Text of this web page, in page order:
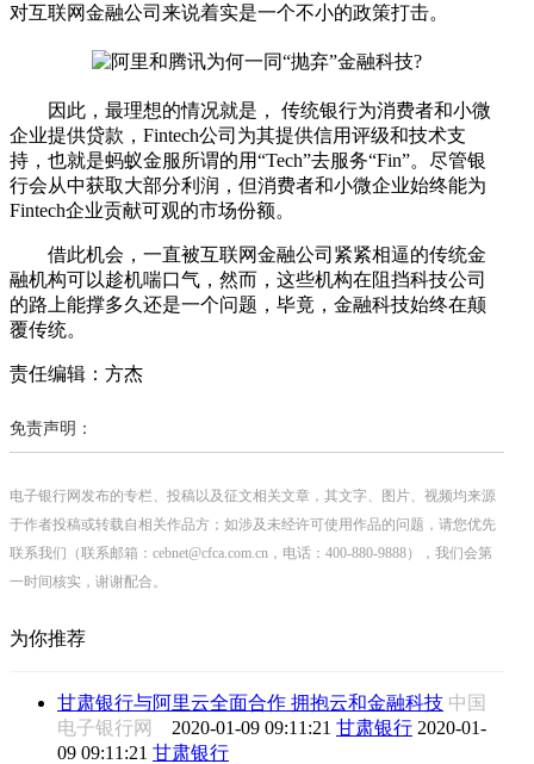
对互联网金融公司来说着实是一个不小的政策打击。
因此，最理想的情况就是， 传统银行为消费者和小微
企业提供贷款，Fintech公司为其提供信用评级和技术支
持，也就是蚂蚁金服所谓的用“Tech”去服务“Fin”。尽管银
行会从中获取大部分利润，但消费者和小微企业始终能为
Fintech企业贡献可观的市场份额。
借此机会，一直被互联网金融公司紧紧相逼的传统金
融机构可以趁机喘口气，然而，这些机构在阻挡科技公司
的路上能撑多久还是一个问题，毕竟，金融科技始终在颠
覆传统。
责任编辑：方杰
免责声明：
电子银行网发布的专栏、投稿以及征文相关文章，其文字、图片、视频均来源
于作者投稿或转载自相关作品方；如涉及未经许可使用作品的问题，请您优先
联系我们（联系邮箱：cebnet@cfca.com.cn，电话：400-880-9888），我们会第
一时间核实，谢谢配合。
为你推荐
甘肃银行与阿里云全面合作 拥抱云和金融科技 中国
电子银行网 2020-01-09 09:11:21 甘肃银行 2020-01-
09 09:11:21 甘肃银行